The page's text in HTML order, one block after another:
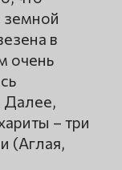
земной
в
очень
Далее,
– три
(Аглая,